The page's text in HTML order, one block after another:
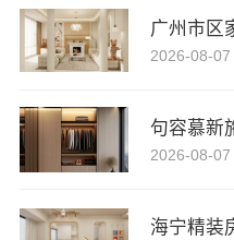
广州市区
2026-08-07
句容慕新
2026-08-07
海宁精装